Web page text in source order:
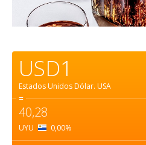
USD1
Estados Unidos Dólar. USA
=
40,28
UYU 0,00%